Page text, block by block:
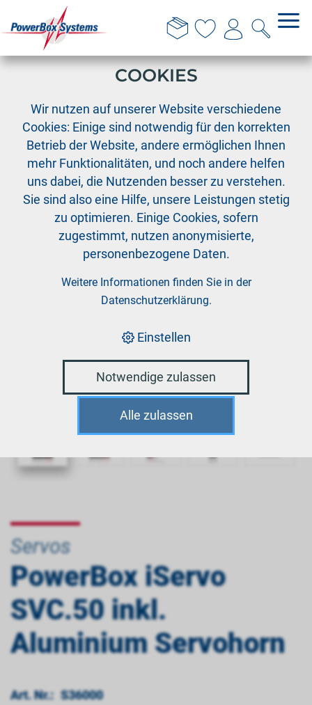
PowerBox iServo SVC.50 inkl. Aluminium Servohorn
Servos
PowerBox iServo
SVC.50 inkl.
Aluminium Servohorn
Art. Nr.: S36000
DIESE WEBSITE VERWENDET
COOKIES
Wir nutzen auf unserer Website verschiedene
Cookies: Einige sind notwendig für den korrekten
Betrieb der Website, andere ermöglichen Ihnen
mehr Funktionalitäten, und noch andere helfen
uns dabei, die Nutzenden besser zu verstehen.
Sie sind also eine Hilfe, unsere Leistungen stetig
zu optimieren. Einige Cookies, sofern
zugestimmt, nutzen anonymisierte,
personenbezogene Daten.
Weitere Informationen finden Sie in der
Datenschutzerklärung.
Einstellen
Notwendige zulassen
Alle zulassen